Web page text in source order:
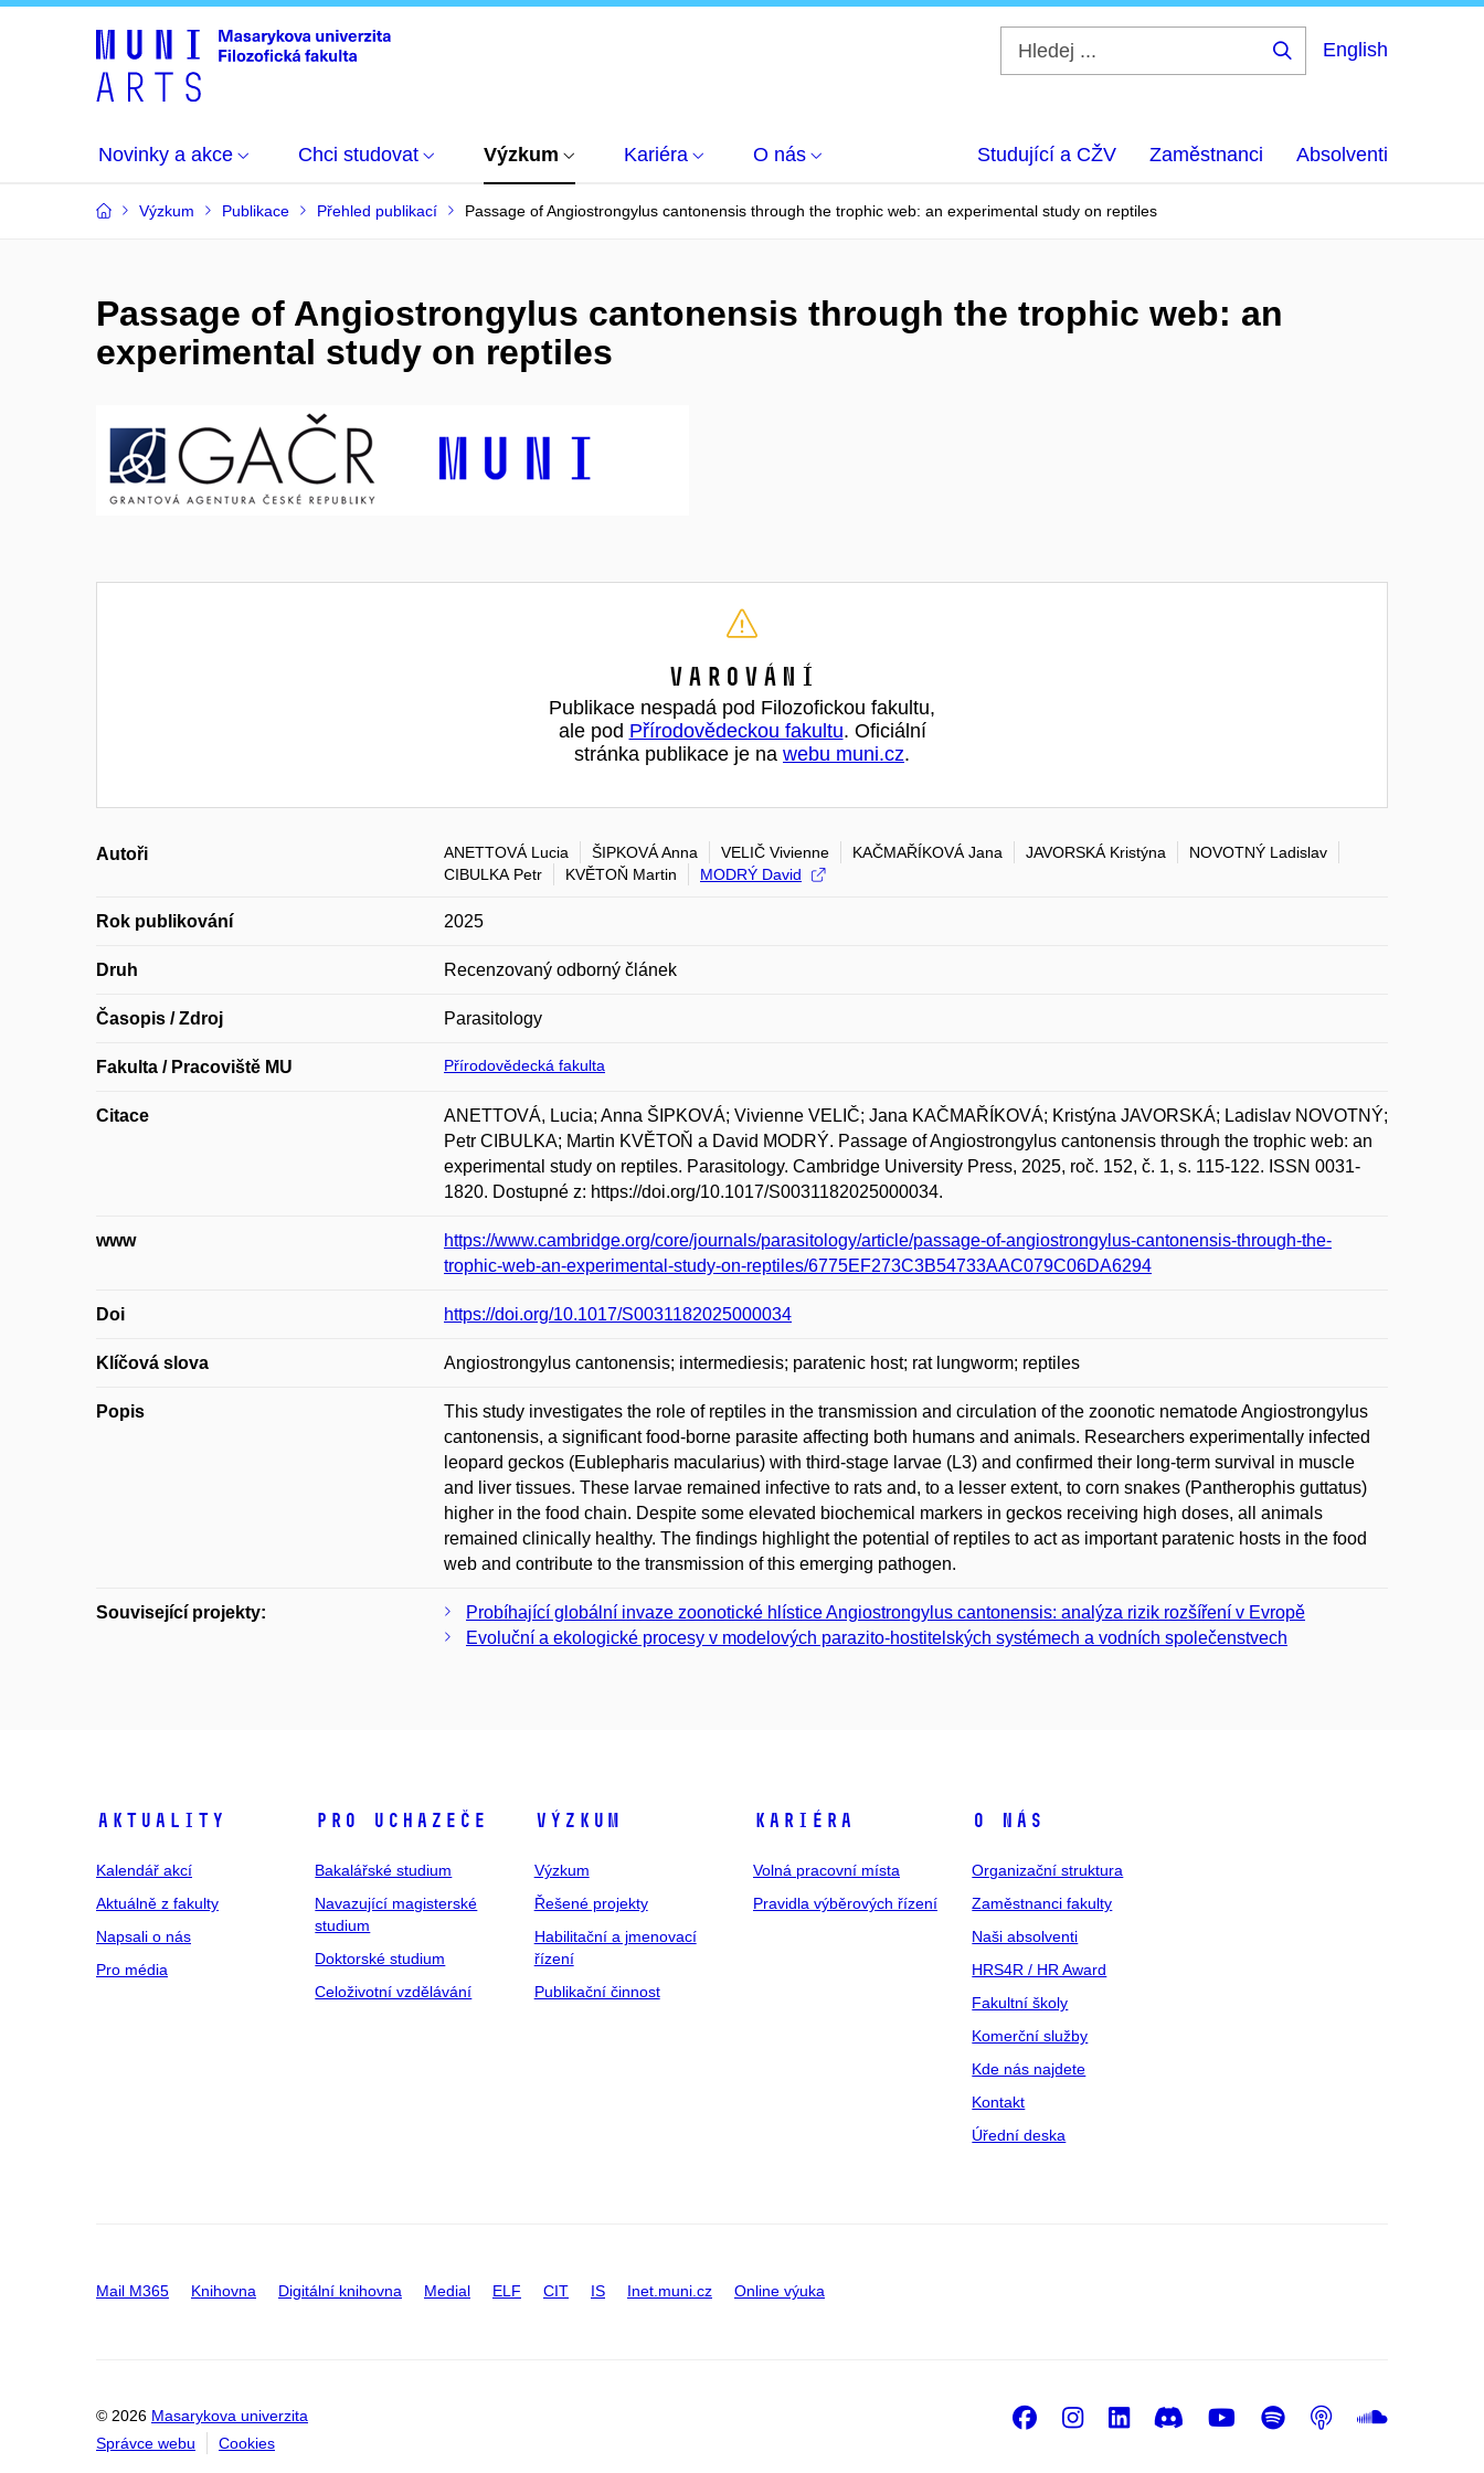
English
Novinky a akce Chci studovat Výzkum Kariéra O nás Studující a CŽV Zaměstnanci Absolventi
Výzkum Publikace Přehled publikací Passage of Angiostrongylus cantonensis through the trophic web: an experimental study on reptiles
Passage of Angiostrongylus cantonensis through the trophic web: an
experimental study on reptiles
Varování
Publikace nespadá pod Filozofickou fakultu,
ale pod Přírodovědeckou fakultu. Oficiální
stránka publikace je na webu muni.cz.
Autoři ANETTOVÁ Lucia ŠIPKOVÁ Anna VELIČ Vivienne KAČMAŘÍKOVÁ Jana JAVORSKÁ Kristýna
NOVOTNÝ Ladislav
CIBULKA Petr
KVĚTOŇ Martin MODRÝ David
Rok publikování 2025
Druh Recenzovaný odborný článek
Časopis / Zdroj Parasitology
Fakulta / Pracoviště MU Přírodovědecká fakulta
Citace
ANETTOVÁ, Lucia; Anna ŠIPKOVÁ; Vivienne VELIČ; Jana KAČMAŘÍKOVÁ; Kristýna JAVORSKÁ; Ladislav NOVOTNÝ;
Petr CIBULKA; Martin KVĚTOŇ a David MODRÝ. Passage of Angiostrongylus cantonensis through the trophic web: an
experimental study on reptiles. Parasitology. Cambridge University Press, 2025, roč. 152, č. 1, s. 115-122. ISSN 0031-
1820. Dostupné z: https://doi.org/10.1017/S0031182025000034.
www
https://www.cambridge.org/core/journals/parasitology/article/passage-of-angiostrongylus-cantonensis-through-the-
trophic-web-an-experimental-study-on-reptiles/6775EF273C3B54733AAC079C06DA6294
Doi https://doi.org/10.1017/S0031182025000034
Klíčová slova Angiostrongylus cantonensis; intermediesis; paratenic host; rat lungworm; reptiles
Popis
This study investigates the role of reptiles in the transmission and circulation of the zoonotic nematode Angiostrongylus
cantonensis, a significant food-borne parasite affecting both humans and animals. Researchers experimentally infected
leopard geckos (Eublepharis macularius) with third-stage larvae (L3) and confirmed their long-term survival in muscle
and liver tissues. These larvae remained infective to rats and, to a lesser extent, to corn snakes (Pantherophis guttatus)
higher in the food chain. Despite some elevated biochemical markers in geckos receiving high doses, all animals
remained clinically healthy. The findings highlight the potential of reptiles to act as important paratenic hosts in the food
web and contribute to the transmission of this emerging pathogen.
Související projekty:
Probíhající globální invaze zoonotické hlístice Angiostrongylus cantonensis: analýza rizik rozšíření v Evropě
Evoluční a ekologické procesy v modelových parazito-hostitelských systémech a vodních společenstvech
Aktuality
Kalendář akcí
Aktuálně z fakulty
Napsali o nás
Pro média
Pro uchazeče
Bakalářské studium
Navazující magisterské
studium
Doktorské studium
Celoživotní vzdělávání
Výzkum
Výzkum
Řešené projekty
Habilitační a jmenovací
řízení
Publikační činnost
Kariéra
Volná pracovní místa
Pravidla výběrových řízení
O nás
Organizační struktura
Zaměstnanci fakulty
Naši absolventi
HRS4R / HR Award
Fakultní školy
Komerční služby
Kde nás najdete
Kontakt
Úřední deska
Mail M365 Knihovna Digitální knihovna Medial ELF CIT IS Inet.muni.cz Online výuka
© 2026 Masarykova univerzita
Správce webu
Cookies
Facebook
Instagram
LinkedIn
DiscordYoutube
Spotify
Podcast